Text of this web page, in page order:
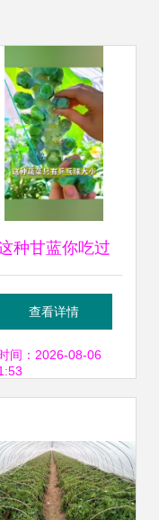
种甘蓝你吃过
？——家庭种植
质农产品的实用
查看详情
间：2026-08-06